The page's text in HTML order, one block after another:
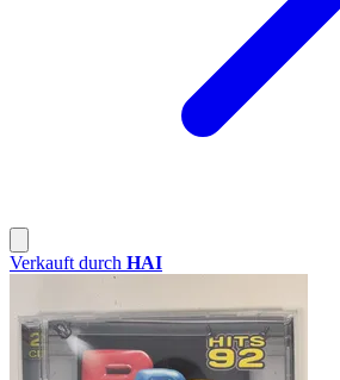
Verkauft durch HAI